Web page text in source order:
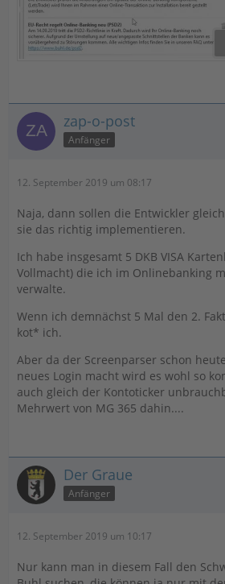
zap-o-post
Anfänger
12. September 2019 um 08:17
Naja, dann sollen die Entwickler
sie das richtig implementieren.
Ich habe insgesamt 5 DKB VISA
Vollmacht) die ich im Onlinebanking
verwalte.
Wenn ich demnächst 5 Mal den 2.
kot* ich.
Aber da der Screenparser schon
neues Login macht wird es wohl so
auch gleich der Kontoticker
Mehrwert von MG 365 dahin....
Der Graue
Anfänger
12. September 2019 um 10:17
Nur kann man in diesem Fall den